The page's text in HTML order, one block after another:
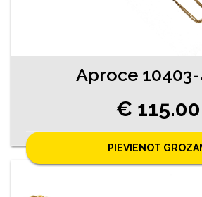
Aproce 10403-
€ 115.00
PIEVIENOT